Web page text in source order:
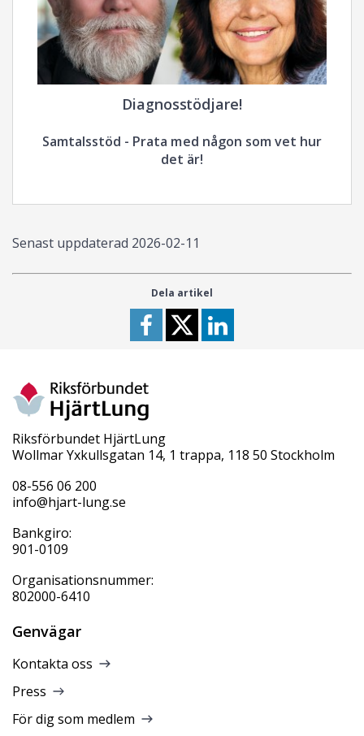
Diagnosstödjare!
Samtalsstöd - Prata med någon som vet hur
det är!
Senast uppdaterad 2026-02-11
Dela artikel
Riksförbundet HjärtLung
Wollmar Yxkullsgatan 14, 1 trappa, 118 50 Stockholm
08-556 06 200
info@hjart-lung.se
Bankgiro:
901-0109
Organisationsnummer:
802000-6410
Genvägar
Kontakta oss
Press
För dig som medlem